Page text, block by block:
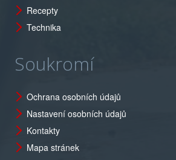
Recepty
Technika
Soukromí
Ochrana osobních údajů
Nastavení osobních údajů
Kontakty
Mapa stránek